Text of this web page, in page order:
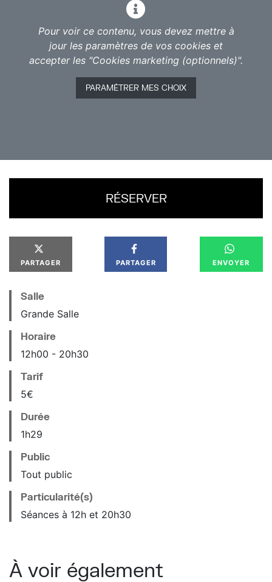
Un jour comme les autres s’annonce. « L’homme à la
caméra » sillonne la ville d’Odessa, son appareil à
l’épaule. Il en saisit le rythme et, à travers lui, celui
des vies qu’il croise. Sans parole ni sous-titre, sans
Pour voir ce contenu, vous devez mettre à
jour les paramètres de vos cookies et
accepter les "Cookies marketing (optionnels)".
PARAMÉTRER MES CHOIX
RÉSERVER
PARTAGER PARTAGER ENVOYER
Salle
Grande Salle
Horaire
12h00 20h30
Tarif
5€
Durée
1h29
Public
Tout public
Particularité(s)
Séances à 12h et 20h30
À voir également